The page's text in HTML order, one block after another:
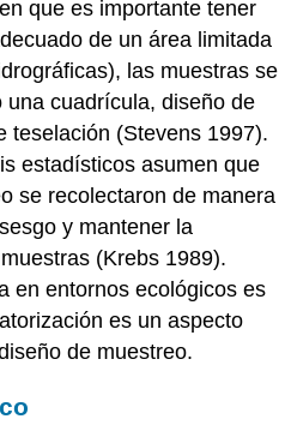
que es importante tener
de un área limitada
las muestras se
cuadrícula, diseño de
teselación (Stevens 1997).
estadísticos asumen que
se recolectaron de manera
y mantener la
(Krebs 1989).
en entornos ecológicos es
es un aspecto
de muestreo.